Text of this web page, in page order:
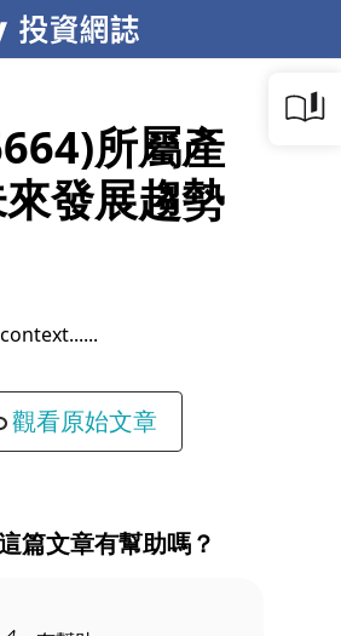
所屬產
發展趨勢
觀看原始文章
篇文章有幫助嗎？